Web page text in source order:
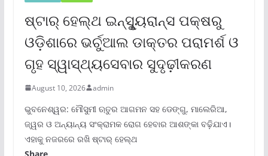
ଷ୍ଟାର୍ ହେଲ୍‌ଥ ଇନ୍‌ସୁୃ୍ୟରାନ୍ସ ପକ୍ଷରୁ
ଓଡ଼ିଶାରେ ଭର୍ଚୁଆଲ ଡାକ୍ତର ପରାମର୍ଶ ଓ
ଗୃହ ସ୍ୱାସ୍ଥ୍ୟସେବାର ସୁଦୃଢ଼ୀକରଣ
August 10, 2026 admin
ଭୁବନେଶ୍ୱର: ମୌସୁମୀ ଋତୁର ଆଗମନ ସହ ଡେଙ୍ଗୁ, ମାଲେରିଆ,
ଜ୍ୱର ଓ ଅନ୍ୟାନ୍ୟ ସଂକ୍ରାମକ ରୋଗ ହେବାର ଆଶଙ୍କା ବଢ଼ିଯାଏ।
ଏହାକୁ ନଜରରେ ରଖି ଷ୍ଟାର୍ ହେଲ୍‌ଥ